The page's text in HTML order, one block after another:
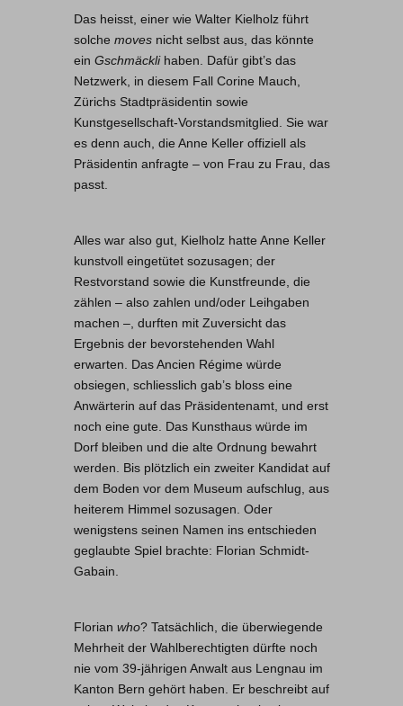
Das heisst, einer wie Walter Kielholz führt
solche movesnicht selbst aus, das könnte
ein Gschmäcklihaben. Dafür gibt’s das
Netzwerk, in diesem Fall Corine Mauch,
Zürichs Stadtpräsidentin sowie
Kunstgesellschaft-Vorstandsmitglied. Sie war
es denn auch, die Anne Keller offiziell als
Präsidentin anfragte – von Frau zu Frau, das
passt.
Alles war also gut, Kielholz hatte Anne Keller
kunstvoll eingetütet sozusagen; der
Restvorstand sowie die Kunstfreunde, die
zählen – also zahlen und/oder Leihgaben
machen –, durften mit Zuversicht das
Ergebnis der bevorstehenden Wahl
erwarten. Das Ancien Régime würde
obsiegen, schliesslich gab’s bloss eine
Anwärterin auf das Präsidentenamt, und erst
noch eine gute. Das Kunsthaus würde im
Dorf bleiben und die alte Ordnung bewahrt
werden. Bis plötzlich ein zweiter Kandidat auf
dem Boden vor dem Museum aufschlug, aus
heiterem Himmel sozusagen. Oder
wenigstens seinen Namen ins entschieden
geglaubte Spiel brachte: Florian Schmidt-
Gabain.
Florian who? Tatsächlich, die überwiegende
Mehrheit der Wahlberechtigten dürfte noch
nie vom 39-jährigen Anwalt aus Lengnau im
Kanton Bern gehört haben. Er beschreibt auf